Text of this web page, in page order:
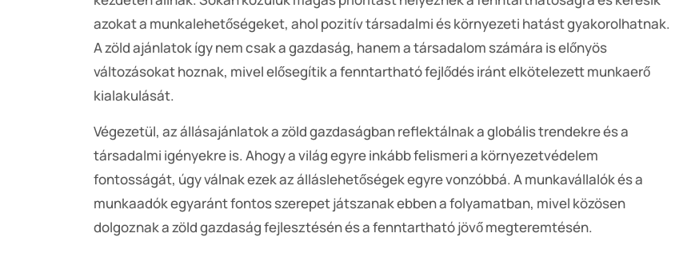
azokat a munkalehetőségeket, ahol pozitív társadalmi és környezeti hatást gyakorolhatnak.
A zöld ajánlatok így nem csak a gazdaság, hanem a társadalom számára is előnyös
változásokat hoznak, mivel elősegítik a fenntartható fejlődés iránt elkötelezett munkaerő
kialakulását.
Végezetül, az állásajánlatok a zöld gazdaságban reflektálnak a globális trendekre és a
társadalmi igényekre is. Ahogy a világ egyre inkább felismeri a környezetvédelem
fontosságát, úgy válnak ezek az álláslehetőségek egyre vonzóbbá. A munkavállalók és a
munkaadók egyaránt fontos szerepet játszanak ebben a folyamatban, mivel közösen
dolgoznak a zöld gazdaság fejlesztésén és a fenntartható jövő megteremtésén.